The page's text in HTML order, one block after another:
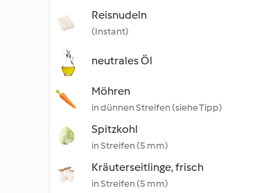
Reisnudeln
(Instant)
neutrales Öl
Möhren
in dünnen Streifen (siehe Tipp)
Spitzkohl
in Streifen (5 mm)
Kräuterseitlinge, frisch
in Streifen (5 mm)